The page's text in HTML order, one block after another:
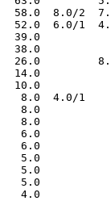
58.0  8.0/2
52.0  6.0/1
39.0
38.0
10.0
Inga
Čīka
5.0
Ineta